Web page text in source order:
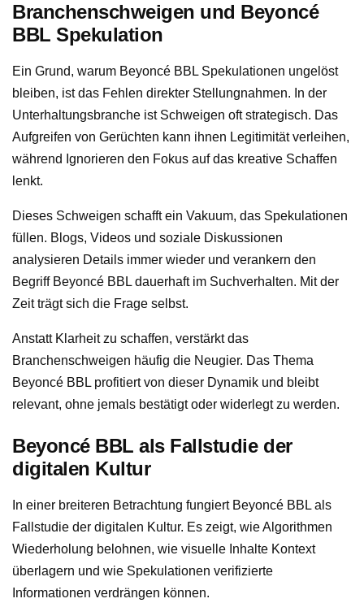
Branchenschweigen und Beyoncé
BBL Spekulation
Ein Grund, warum Beyoncé BBL Spekulationen ungelöst
bleiben, ist das Fehlen direkter Stellungnahmen. In der
Unterhaltungsbranche ist Schweigen oft strategisch. Das
Aufgreifen von Gerüchten kann ihnen Legitimität verleihen,
während Ignorieren den Fokus auf das kreative Schaffen
lenkt.
Dieses Schweigen schafft ein Vakuum, das Spekulationen
füllen. Blogs, Videos und soziale Diskussionen
analysieren Details immer wieder und verankern den
Begriff Beyoncé BBL dauerhaft im Suchverhalten. Mit der
Zeit trägt sich die Frage selbst.
Anstatt Klarheit zu schaffen, verstärkt das
Branchenschweigen häufig die Neugier. Das Thema
Beyoncé BBL profitiert von dieser Dynamik und bleibt
relevant, ohne jemals bestätigt oder widerlegt zu werden.
Beyoncé BBL als Fallstudie der
digitalen Kultur
In einer breiteren Betrachtung fungiert Beyoncé BBL als
Fallstudie der digitalen Kultur. Es zeigt, wie Algorithmen
Wiederholung belohnen, wie visuelle Inhalte Kontext
überlagern und wie Spekulationen verifizierte
Informationen verdrängen können.